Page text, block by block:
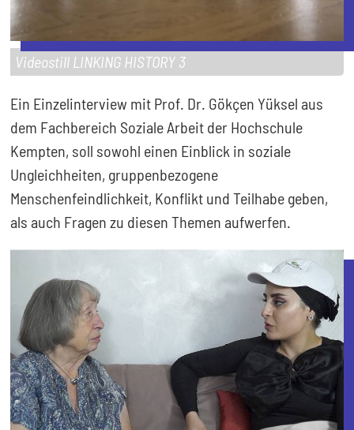
Videostill LINKING HISTORY 3
Ein Einzelinterview mit Prof. Dr. Gökçen Yüksel aus
dem Fachbereich Soziale Arbeit der Hochschule
Kempten, soll sowohl einen Einblick in soziale
Ungleichheiten, gruppenbezogene
Menschenfeindlichkeit, Konflikt und Teilhabe geben,
als auch Fragen zu diesen Themen aufwerfen.